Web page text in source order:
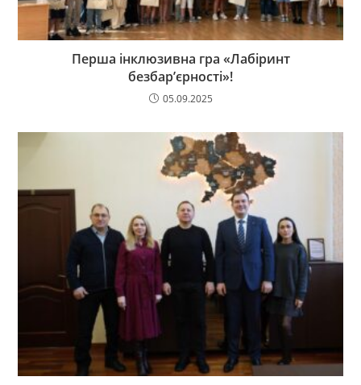
Перша інклюзивна гра «Лабіринт
безбар’єрності»!
05.09.2025